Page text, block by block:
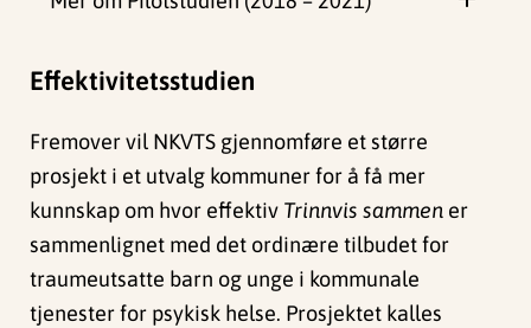
Effektivitetsstudien
Fremover vil NKVTS gjennomføre et større
prosjekt i et utvalg kommuner for å få mer
kunnskap om hvor effektiv Trinnvis sammen er
sammenlignet med det ordinære tilbudet for
traumeutsatte barn og unge i kommunale
tjenester for psykisk helse. Prosjektet kalles